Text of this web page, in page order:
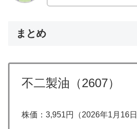
まとめ
不二製油（2607）
株価：3,951円（2026年1月16日